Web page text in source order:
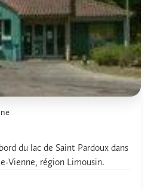
du lac de Saint Pardoux dans
Vienne, région Limousin.